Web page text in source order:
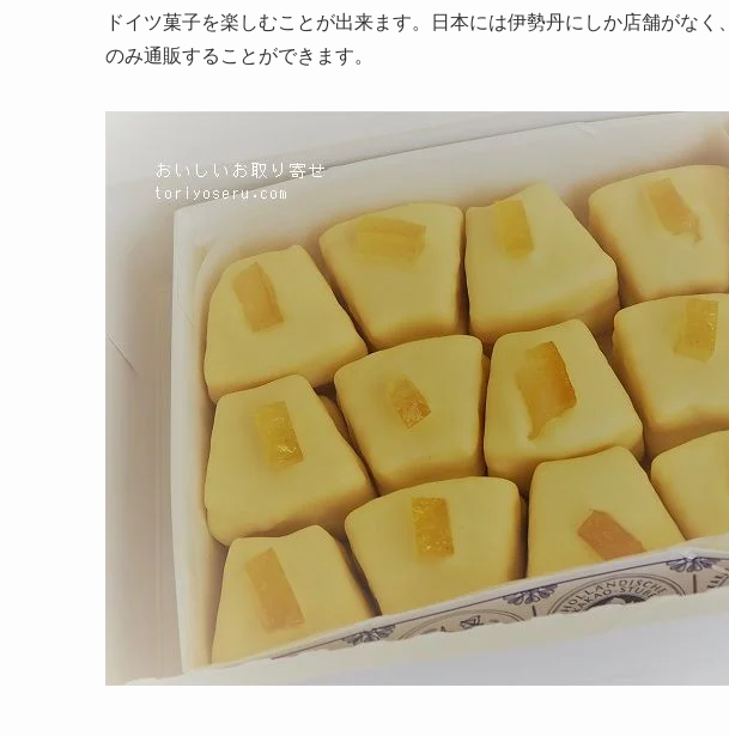
ドイツ菓子を楽しむことが出来ます。日本には伊勢丹にしか店舗がなく、
のみ通販することができます。